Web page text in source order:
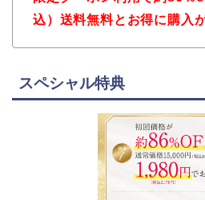
込）送料無料とお得に購入
スペシャル特典